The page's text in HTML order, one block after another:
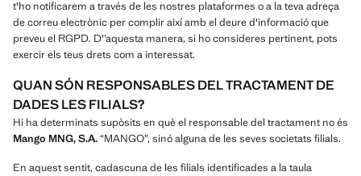
t'ho notificarem a través de les nostres plataformes o a la teva adreça
de correu electrònic per complir així amb el deure d'informació que
preveu el RGPD. D'’aquesta manera, si ho consideres pertinent, pots
exercir els teus drets com a interessat.
QUAN SÓN RESPONSABLES DEL TRACTAMENT DE
DADES LES FILIALS?
Hi ha determinats supòsits en què el responsable del tractament no és
Mango MNG, S.A.“MANGO”, sinó alguna de les seves societats filials.
En aquest sentit, cadascuna de les filials identificades a la taula